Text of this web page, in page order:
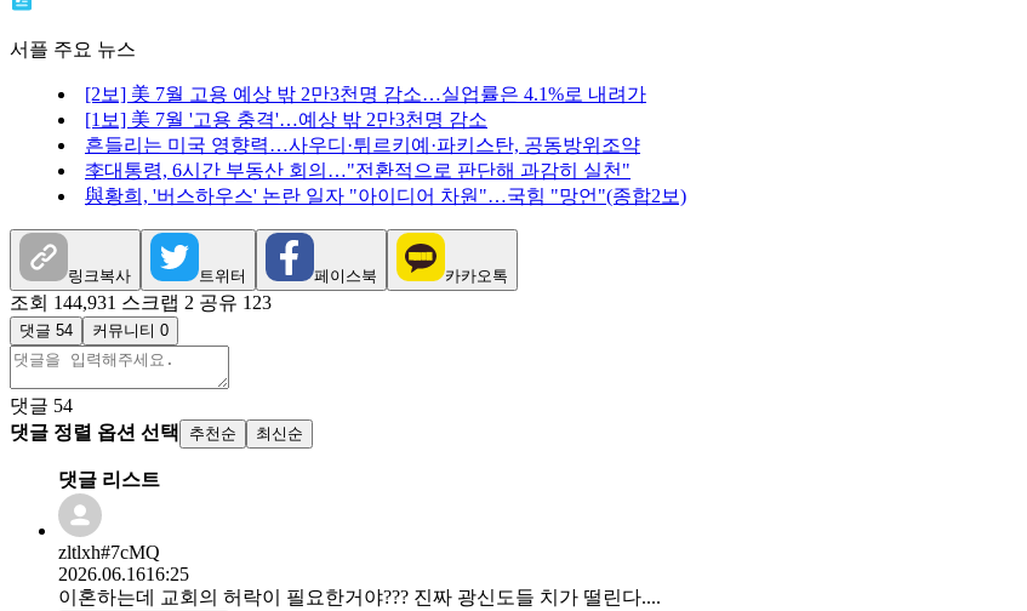
서플 주요 뉴스
[2보] 美 7월 고용 예상 밖 2만3천명 감소…실업률은 4.1%로 내려가
[1보] 美 7월 '고용 충격'…예상 밖 2만3천명 감소
흔들리는 미국 영향력…사우디·튀르키예·파키스탄, 공동방위조약
李대통령, 6시간 부동산 회의…"전환적으로 판단해 과감히 실천"
與황희, '버스하우스' 논란 일자 "아이디어 차원"…국힘 "망언"(종합2보)
링크복사 트위터 페이스북 카카오톡
조회 144,931 스크랩 2 공유 123
댓글 54 커뮤니티 0
댓글 54
댓글 정렬 옵션 선택
추천순 최신순
댓글 리스트
zltlxh#7cMQ
2026.06.1616:25
이혼하는데 교회의 허락이 필요한거야??? 진짜 광신도들 치가 떨린다....